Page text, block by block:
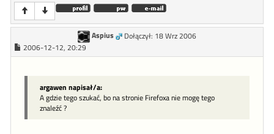
Aspius
Dołączył: 18 Wrz 2006
2006-12-12, 20:29
argawen napisał/a:
A gdzie tego szukać, bo na stronie Firefoxa nie mogę tego
znaleźć ?